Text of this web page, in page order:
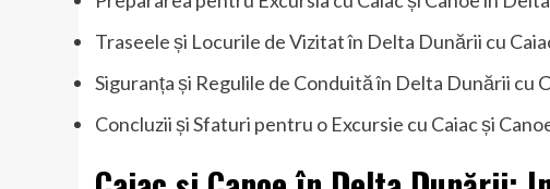
Traseele și Locurile de Vizitat în Delta Dunării cu
Siguranța și Regulile de Conduită în Delta Dunării cu
Concluzii și Sfaturi pentru o Excursie cu Caiac și